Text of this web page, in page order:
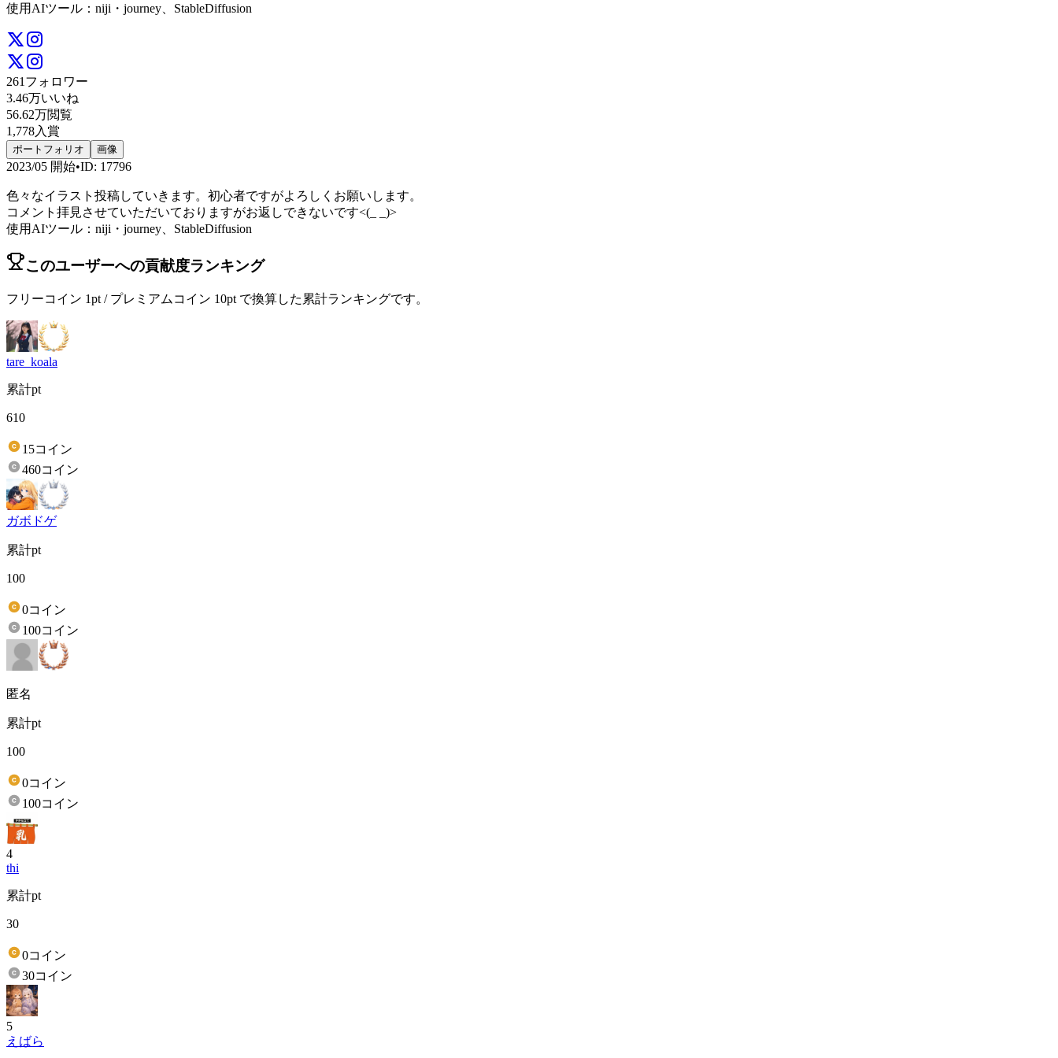
使用AIツール：niji・journey、StableDiffusion
261 フォロワー
3.46万いいね
56.62万閲覧
1,778入賞
ポートフォリオ 画像
2023/05 開始•ID: 17796
色々なイラスト投稿していきます。初心者ですがよろしくお願いします。
コメント拝見させていただいておりますがお返しできないです<(_ _)>
使用AIツール：niji・journey、StableDiffusion
このユーザーへの貢献度ランキング
フリーコイン 1pt / プレミアムコイン 10pt で換算した累計ランキングです。
tare_koala
累計pt
610
15コイン
460コイン
ガボドゲ
累計pt
100
0コイン
100コイン
匿名
累計pt
100
0コイン
100コイン
4
thi
累計pt
30
0コイン
30コイン
5
えばら